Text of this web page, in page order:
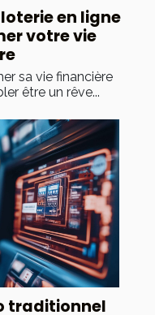
en ligne
votre vie
sa vie financière
être un rêve...
traditionnel